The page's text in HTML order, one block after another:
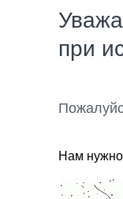
при
Нам нужно